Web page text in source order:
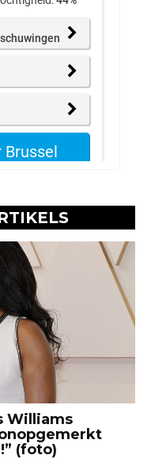
Williams
(foto)